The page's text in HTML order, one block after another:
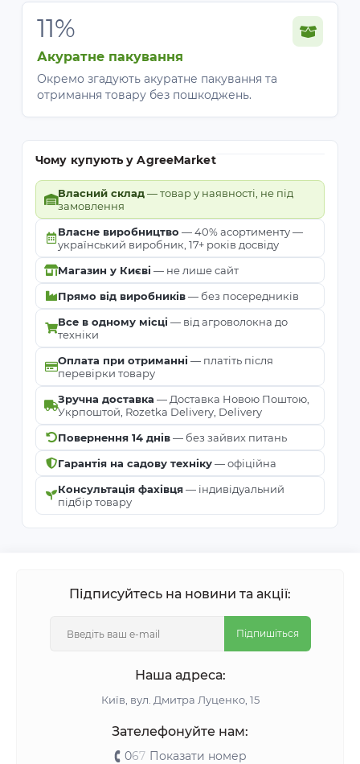
11%
Акуратне пакування
Окремо згадують акуратне пакування та
отримання товару без пошкоджень.
Чому купують у AgreeMarket
Власний склад— товар у наявності, не під
замовлення
Власне виробництво — 40% асортименту —
український виробник, 17+ років досвіду
Магазин у Києві— не лише сайт
Прямо від виробників— без посередників
Все в одному місці— від агроволокна до
техніки
Оплата при отриманні— платіть після
перевірки товару
Зручна доставка — Доставка Новою Поштою,
Укрпоштой, Rozetka Delivery, Delivery
Повернення 14 днів— без зайвих питань
Гарантія на садову техніку— офіційна
Консультація фахівця— індивідуальний
підбір товару
Підписуйтесь на новини та акції:
Підпишіться
Наша адреса:
Київ, вул. Дмитра Луценко, 15
Зателефонуйте нам:
067 Показати номер